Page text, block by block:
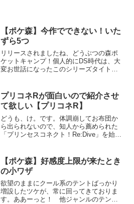
【ポケ森】今作でできない！いた
ずら5つ
リリースされましたね、どうぶつの森ポ
ケットキャンプ！個人的にDS時代は、大
変お世話になったこのシリーズタイト
シリーズ作とはすっかり疎遠になってし
まっていました。それがつ...
プリコネRが面白いので紹介させ
て欲しい【プリコネR】
どうも、け。です。体調崩してお布団か
ら出られないので、知人から薦められた
「プリンセスコネクト！Re:Dive」を始め
白いので紹介させて欲しいライトノベル
作家がストーリ...
【ポケ森】好感度上限が来たとき
の小ワザ
欲望のままにクール系のテントばっかり
増設したツケが、常に回ってきておりま
す。ああーっと！ 他ジャンルのテント